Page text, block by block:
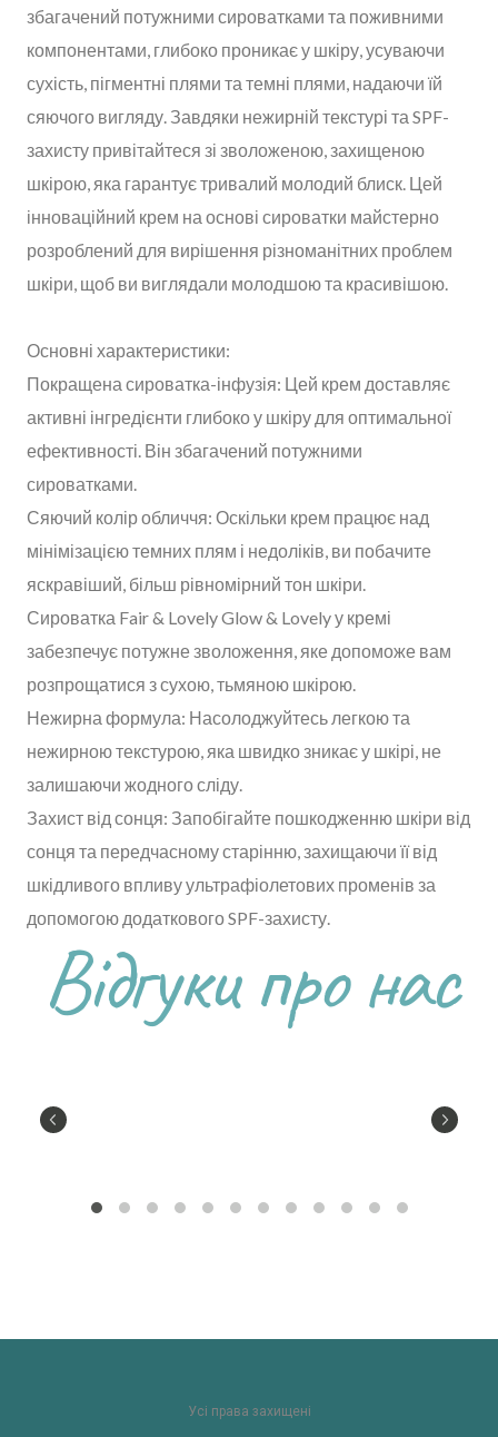
збагачений потужними сироватками та поживними
компонентами, глибоко проникає у шкіру, усуваючи
сухість, пігментні плями та темні плями, надаючи їй
сяючого вигляду. Завдяки нежирній текстурі та SPF-
захисту привітайтеся зі зволоженою, захищеною
шкірою, яка гарантує тривалий молодий блиск. Цей
інноваційний крем на основі сироватки майстерно
розроблений для вирішення різноманітних проблем
шкіри, щоб ви виглядали молодшою та красивішою.
Основні характеристики:
Покращена сироватка-інфузія: Цей крем доставляє
активні інгредієнти глибоко у шкіру для оптимальної
ефективності. Він збагачений потужними
сироватками.
Сяючий колір обличчя: Оскільки крем працює над
мінімізацією темних плям і недоліків, ви побачите
яскравіший, більш рівномірний тон шкіри.
Сироватка Fair & Lovely Glow & Lovely у кремі
забезпечує потужне зволоження, яке допоможе вам
розпрощатися з сухою, тьмяною шкірою.
Нежирна формула: Насолоджуйтесь легкою та
нежирною текстурою, яка швидко зникає у шкірі, не
залишаючи жодного сліду.
Захист від сонця: Запобігайте пошкодженню шкіри від
сонця та передчасному старінню, захищаючи її від
шкідливого впливу ультрафіолетових променів за
допомогою додаткового SPF-захисту.
Відгуки про нас
Усі права захищені